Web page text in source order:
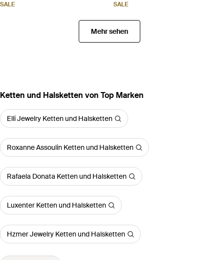
SALE
Mettallic
SALE
Mehr sehen
Ketten und Halsketten von Top Marken
Elli Jewelry Ketten und Halsketten
Roxanne Assoulin Ketten und Halsketten
Rafaela Donata Ketten und Halsketten
Luxenter Ketten und Halsketten
Hzmer Jewelry Ketten und Halsketten